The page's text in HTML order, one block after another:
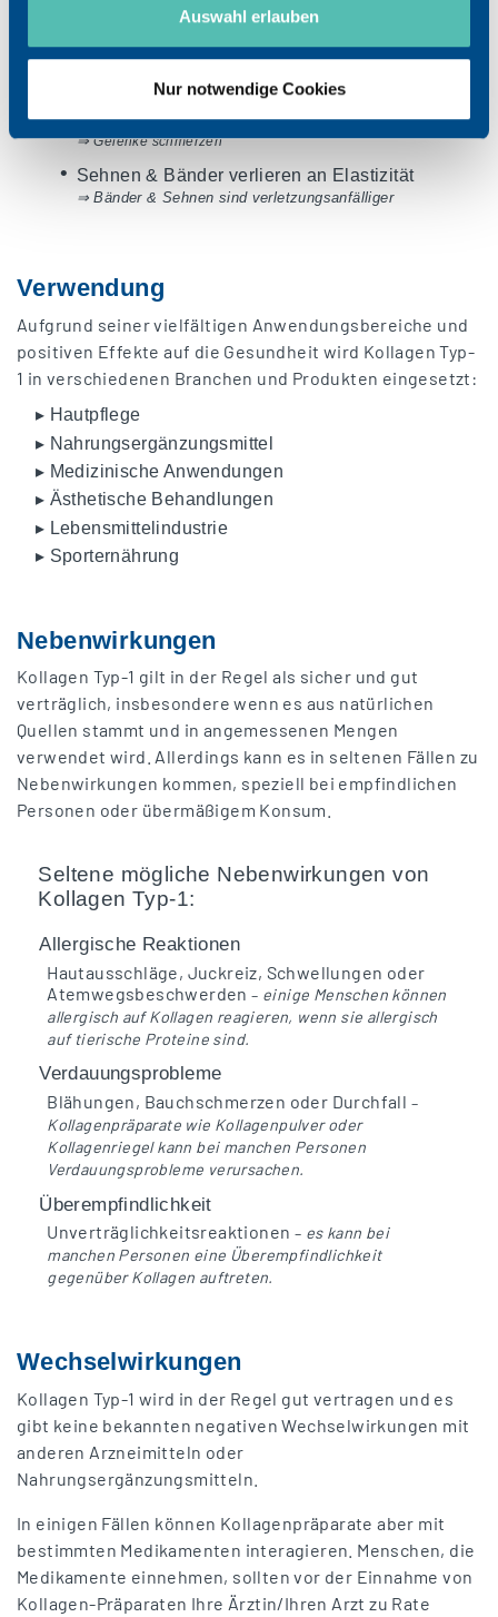
Auswahl erlauben
Nur notwendige Cookies
⇒ Haut wird spröde und reißt schneller ein
strukturelle Integrität
⇒ Dellen und Falten bilden sich
• Knochen & Knorpel werden spröder
⇒Gelenke schmerzen
• Sehnen & Bänder verlieren an Elastizität
⇒ Bänder & Sehnen sind verletzungsanfälliger
Verwendung
Aufgrund seiner vielfältigen Anwendungsbereiche und
positiven Effekte auf die Gesundheit wird Kollagen Typ-
1 in verschiedenen Branchen und Produkten eingesetzt:
▸ Hautpflege
▸ Nahrungsergänzungsmittel
▸ Medizinische Anwendungen
▸ Ästhetische Behandlungen
▸ Lebensmittelindustrie
▸ Sporternährung
Nebenwirkungen
Kollagen Typ-1 gilt in der Regel als sicher und gut
verträglich, insbesondere wenn es aus natürlichen
Quellen stammt und in angemessenen Mengen
verwendet wird. Allerdings kann es in seltenen Fällen zu
Nebenwirkungen kommen, speziell bei empfindlichen
Personen oder übermäßigem Konsum.
Seltene mögliche Nebenwirkungen von
Kollagen Typ-1:
Allergische Reaktionen
Hautausschläge, Juckreiz, Schwellungen oder
Atemwegsbeschwerden– einige Menschen können
allergisch auf Kollagen reagieren, wenn sie allergisch
auf tierische Proteine sind.
Verdauungsprobleme
Blähungen, Bauchschmerzen oder Durchfall –
Kollagenpräparate wie Kollagenpulver oder
Kollagenriegel kann bei manchen Personen
Verdauungsprobleme verursachen.
Überempfindlichkeit
Unverträglichkeitsreaktionen – es kann bei
manchen Personen eine Überempfindlichkeit
gegenüber Kollagen auftreten.
Wechselwirkungen
Kollagen Typ-1 wird in der Regel gut vertragen und es
gibt keine bekannten negativen Wechselwirkungen mit
anderen Arzneimitteln oder
Nahrungsergänzungsmitteln.
In einigen Fällen können Kollagenpräparate aber mit
bestimmten Medikamenten interagieren. Menschen, die
Medikamente einnehmen, sollten vor der Einnahme von
Kollagen-Präparaten Ihre Ärztin/Ihren Arzt zu Rate